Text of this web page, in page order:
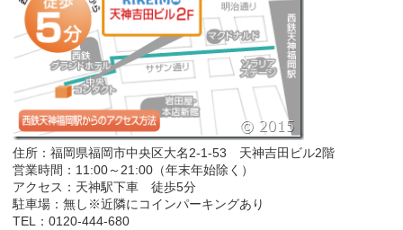
住所：福岡県福岡市中央区大名2-1-53 天神吉田ビル2階
営業時間：11:00～21:00（年末年始除く）
アクセス：天神駅下車 徒歩5分
駐車場：無し※近隣にコインパーキングあり
TEL：0120-444-680